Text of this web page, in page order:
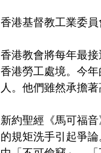
香港基督教工業委
香港教會將每年最
香港勞工處境。今
人。他們雖然承擔
新約聖經《馬可福
的規矩洗手引起爭